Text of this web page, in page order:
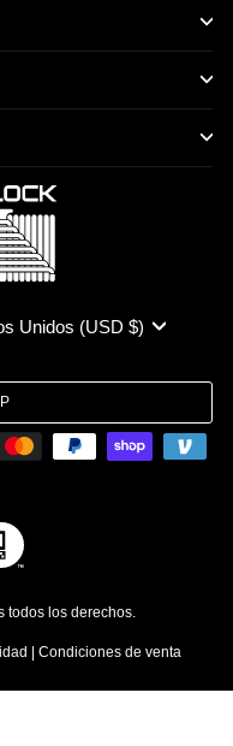
Unidos (USD $)
todos los derechos.
Condiciones de venta